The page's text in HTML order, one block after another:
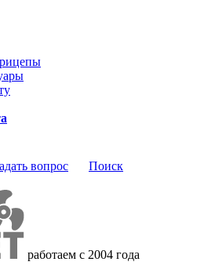
вопрос Поиск
работаем с 2004 года